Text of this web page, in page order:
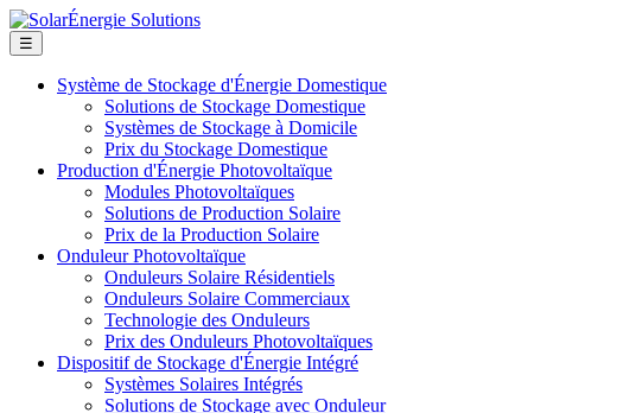
☰
Système de Stockage d'Énergie Domestique
Solutions de Stockage Domestique
Systèmes de Stockage à Domicile
Prix du Stockage Domestique
Production d'Énergie Photovoltaïque
Modules Photovoltaïques
Solutions de Production Solaire
Prix de la Production Solaire
Onduleur Photovoltaïque
Onduleurs Solaire Résidentiels
Onduleurs Solaire Commerciaux
Technologie des Onduleurs
Prix des Onduleurs Photovoltaïques
Dispositif de Stockage d'Énergie Intégré
Systèmes Solaires Intégrés
Solutions de Stockage avec Onduleur